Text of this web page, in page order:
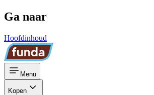
Ga naar
Hoofdinhoud
Menu
Kopen